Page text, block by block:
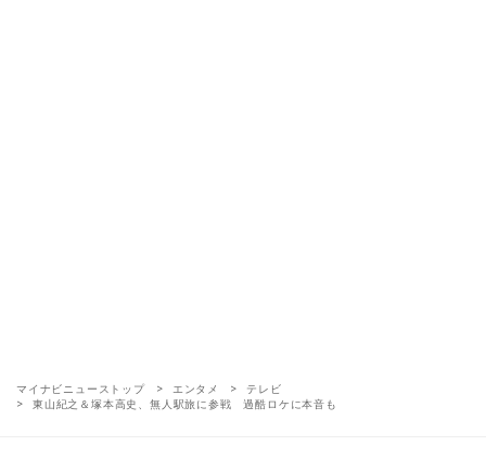
マイナビニューストップ エンタメ
テレビ
東山紀之＆塚本高史、無人駅旅に参戦 過酷ロケに本音も